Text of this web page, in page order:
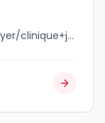
jobbank.gc.ca/browsejobs/employer/clinique+jem+inc./ca